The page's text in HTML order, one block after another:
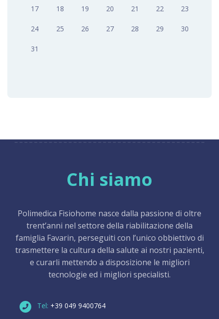
17 18 19 20 21 22 23
24 25 26 27 28 29 30
31
Chi siamo
Polimedica Fisiohome nasce dalla passione di oltre
trent’anni nel settore della riabilitazione della
famiglia Favarin, perseguiti con l’unico obbiettivo di
trasmettere la cultura della salute ai nostri pazienti,
e curarli mettendo a disposizione le migliori
tecnologie ed i migliori specialisti.
Tel: +39 049 9400764